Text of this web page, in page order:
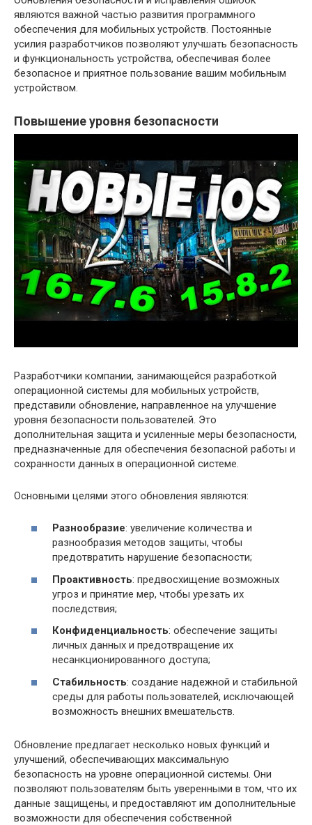
являются важной частью развития программного
обеспечения для мобильных устройств. Постоянные
усилия разработчиков позволяют улучшать безопасность
и функциональность устройства, обеспечивая более
безопасное и приятное пользование вашим мобильным
устройством.
Повышение уровня безопасности
Разработчики компании, занимающейся разработкой
операционной системы для мобильных устройств,
представили обновление, направленное на улучшение
уровня безопасности пользователей. Это
дополнительная защита и усиленные меры безопасности,
предназначенные для обеспечения безопасной работы и
сохранности данных в операционной системе.
Основными целями этого обновления являются:
Разнообразие: увеличение количества и
разнообразия методов защиты, чтобы
предотвратить нарушение безопасности;
Проактивность: предвосхищение возможных
угроз и принятие мер, чтобы урезать их
последствия;
Конфиденциальность: обеспечение защиты
личных данных и предотвращение их
несанкционированного доступа;
Стабильность: создание надежной и стабильной
среды для работы пользователей, исключающей
возможность внешних вмешательств.
Обновление предлагает несколько новых функций и
улучшений, обеспечивающих максимальную
безопасность на уровне операционной системы. Они
позволяют пользователям быть уверенными в том, что их
данные защищены, и предоставляют им дополнительные
возможности для обеспечения собственной